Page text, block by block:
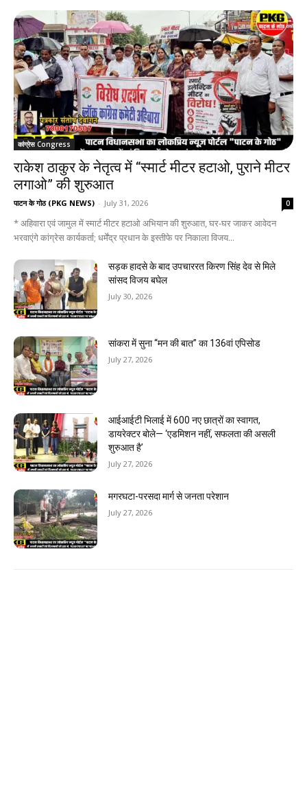
कांग्रेस Congress
राकेश ठाकुर के नेतृत्व में “स्मार्ट मीटर हटाओ, पुराने मीटर
लगाओ” की शुरुआत
पाटन के गोठ (PKG NEWS) - July 31, 2026 0
* अहिवारा एवं जामुल में स्मार्ट मीटर हटाओ अभियान की शुरुआत, घर-घर जाकर आवेदन
भरवाएंगे कांग्रेस कार्यकर्ता; धर्मेंद्र प्रधान के इस्तीफे पर निकाला विजय...
सड़क हादसे के बाद उपचाररत किरण सिंह देव से मिले
सांसद विजय बघेल
July 30, 2026
सांकरा में सुना “मन की बात” का 136वां एपिसोड
July 27, 2026
आईआईटी भिलाई में 600 नए छात्रों का स्वागत,
डायरेक्टर बोले— ‘एडमिशन नहीं, सफलता की असली
शुरुआत है’
July 27, 2026
मगरघटा-परसदा मार्ग से जनता परेशान
July 27, 2026